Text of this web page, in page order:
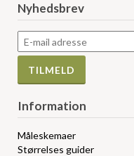
Nyhedsbrev
Information
Måleskemaer
Størrelses guider